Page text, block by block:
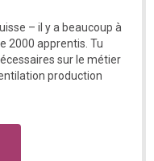
– il y a beaucoup à
2000 apprentis. Tu
sur le métier
production